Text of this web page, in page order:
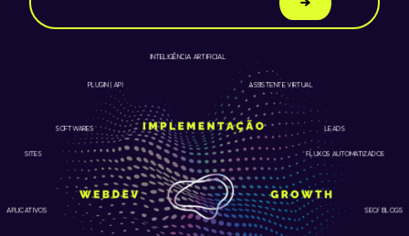
APLICATIVOS
SITES
SEO/ BLOGS
FLUXOS AUTOMATIZADOS
INTELIGÊNCIA ARTIFICIAL
PLUGIN | API
SOFTWARES
ASSISTENTE VIRTUAL
LEADS